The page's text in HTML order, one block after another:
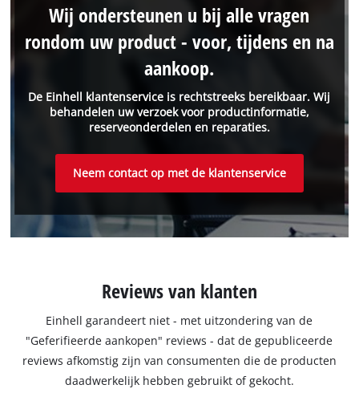
De Einhell klantenservice is rechtstreeks bereikbaar. Wij
behandelen uw verzoek voor productinformatie,
reserveonderdelen en reparaties.
Wij ondersteunen u bij alle vragen
rondom uw product - voor, tijdens en na
aankoop.
Neem contact op met de klantenservice
Reviews van klanten
Einhell garandeert niet - met uitzondering van de
"Geferifieerde aankopen" reviews - dat de gepubliceerde
reviews afkomstig zijn van consumenten die de producten
daadwerkelijk hebben gebruikt of gekocht.